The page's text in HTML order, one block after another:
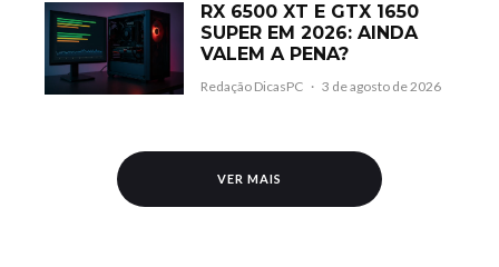
RX 6500 XT E GTX 1650
SUPER EM 2026: AINDA
VALEM A PENA?
Redação DicasPC · 3 de agosto de 2026
VER MAIS